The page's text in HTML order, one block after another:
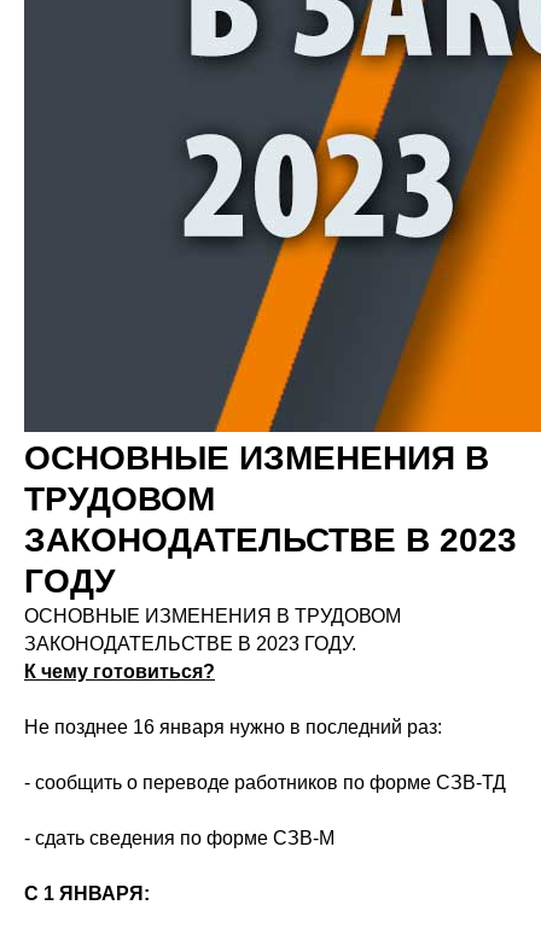
ОСНОВНЫЕ ИЗМЕНЕНИЯ В
ТРУДОВОМ
ЗАКОНОДАТЕЛЬСТВЕ В 2023
ГОДУ
ОСНОВНЫЕ ИЗМЕНЕНИЯ В ТРУДОВОМ
ЗАКОНОДАТЕЛЬСТВЕ В 2023 ГОДУ.
К чему готовиться?
Не позднее 16 января нужно в последний раз:
- сообщить о переводе работников по форме СЗВ-ТД
- сдать сведения по форме СЗВ-М
С 1 ЯНВАРЯ: